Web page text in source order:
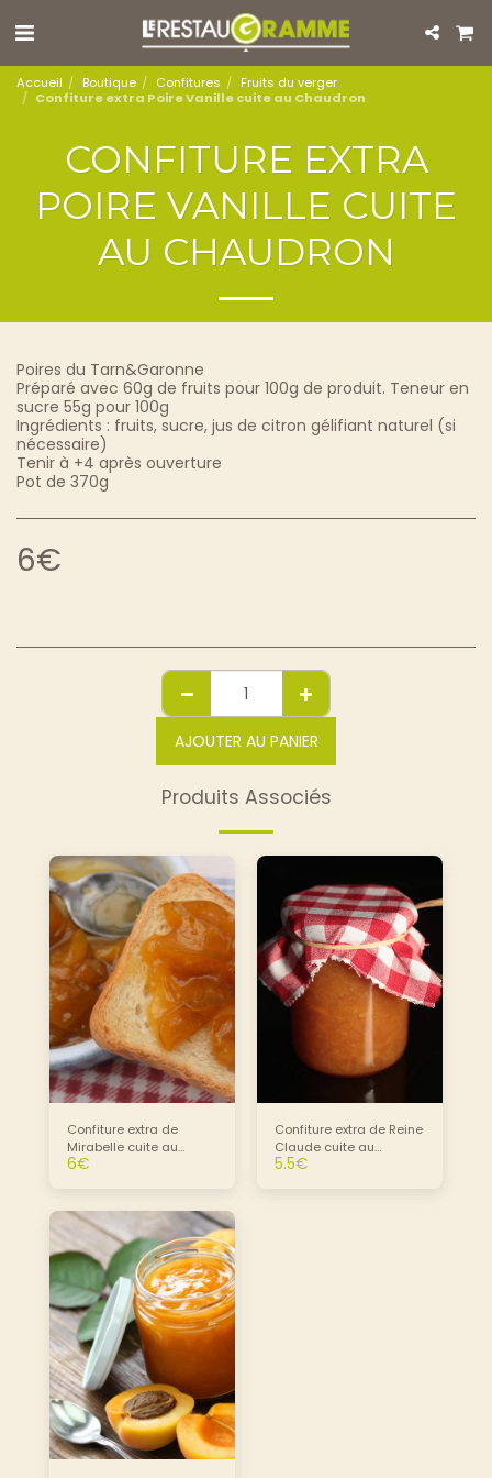
Accueil Boutique Confitures
Fruits du verger
Confiture extra Poire Vanille cuite au Chaudron
CONFITURE EXTRA
POIRE VANILLE CUITE
AU CHAUDRON
Poires du Tarn&Garonne
Préparé avec 60g de fruits pour 100g de produit. Teneur en
sucre 55g pour 100g
Ingrédients : fruits, sucre, jus de citron gélifiant naturel (si
nécessaire)
Tenir à +4 après ouverture
Pot de 370g
6€
AJOUTER AU PANIER
Produits Associés
Confiture extra de
Mirabelle cuite au
Chaudron
6€
Confiture extra de Reine
Claude cuite au
Chaudron
5.5€